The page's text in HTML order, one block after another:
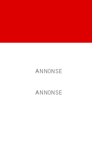
ANNONSE
ANNONSE